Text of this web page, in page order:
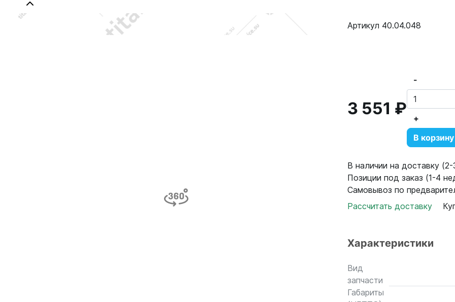
Артикул 40.04.048
3 551 ₽
Консультация
Артикул 40.04.048
3 551 ₽
-
+
В корзину
В наличии на доставку
Позиции под заказ (1-4
Самовывоз по
Рассчитать доставку
Характеристики
Вид
запчасти
Габариты